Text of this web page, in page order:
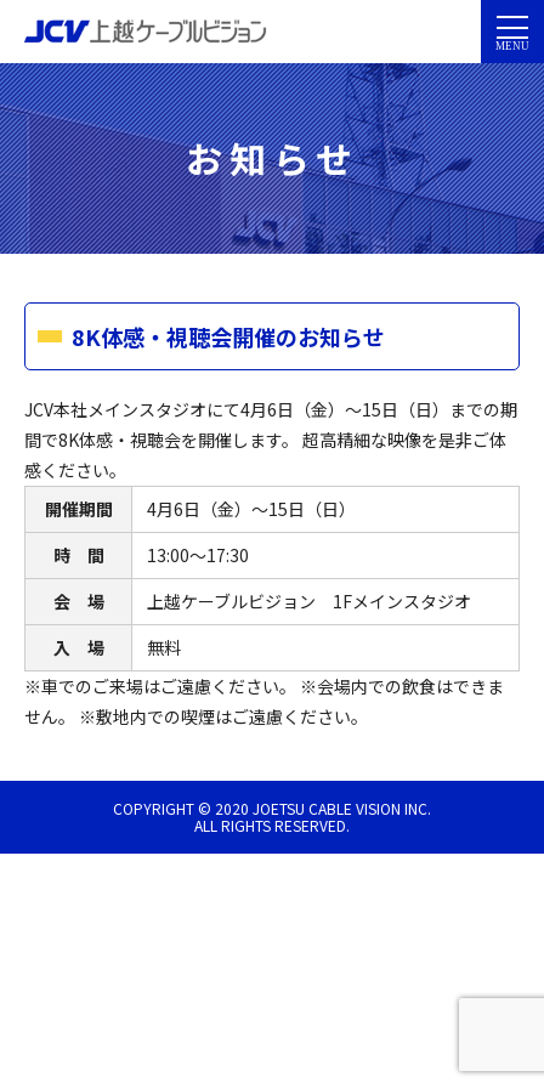
お知らせ
8K体感・視聴会開催のお知らせ
JCV本社メインスタジオにて4月6日（金）～15日（日）までの期
間で8K体感・視聴会を開催します。 超高精細な映像を是非ご体
感ください。
開催期間
4月6日（金）～15日（日）
時 間
13:00～17:30
会 場
上越ケーブルビジョン 1Fメインスタジオ
入 場
無料
※車でのご来場はご遠慮ください。 ※会場内での飲食はできま
せん。 ※敷地内での喫煙はご遠慮ください。
COPYRIGHT © 2020 JOETSU CABLE VISION INC.
ALL RIGHTS RESERVED.